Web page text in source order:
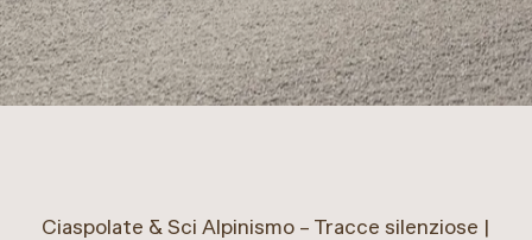
Ciaspolate & Sci Alpinismo – Tracce silenziose |